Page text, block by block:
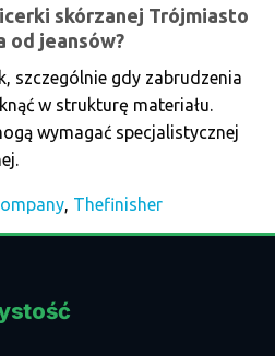
skórzanej Trójmiasto
od jeansów?
szczególnie gdy zabrudzenia
w strukturę materiału.
wymagać specjalistycznej
, Thefinisher